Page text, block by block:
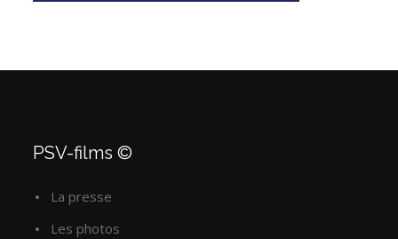
PSV-films ©
La presse
Les photos